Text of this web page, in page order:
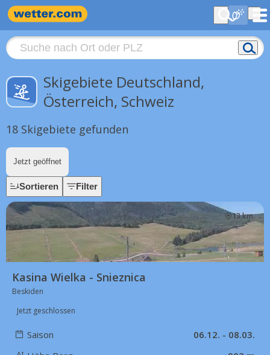
Skigebiete Deutschland,
Österreich, Schweiz
18 Skigebiete gefunden
Jetzt geöffnet
Sortieren Filter
13 km
Kasina Wielka - Snieznica
Beskiden
Jetzt geschlossen
Saison
06.12. - 08.03.